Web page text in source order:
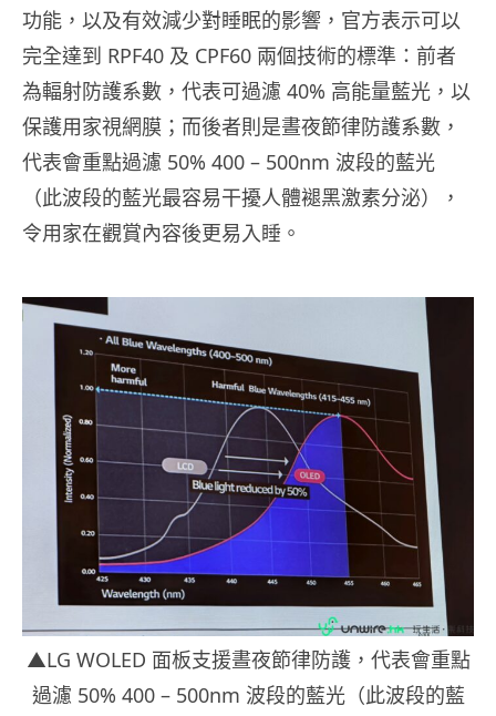
功能，以及有效減少對睡眠的影響，官方表示可以
完全達到 RPF40 及 CPF60 兩個技術的標準：前者
為輻射防護系數，代表可過濾 40% 高能量藍光，以
保護用家視網膜；而後者則是晝夜節律防護系數，
代表會重點過濾 50% 400 – 500nm 波段的藍光
（此波段的藍光最容易干擾人體褪黑激素分泌），
令用家在觀賞內容後更易入睡。
▲LG WOLED 面板支援晝夜節律防護，代表會重點
過濾 50% 400 – 500nm 波段的藍光（此波段的藍